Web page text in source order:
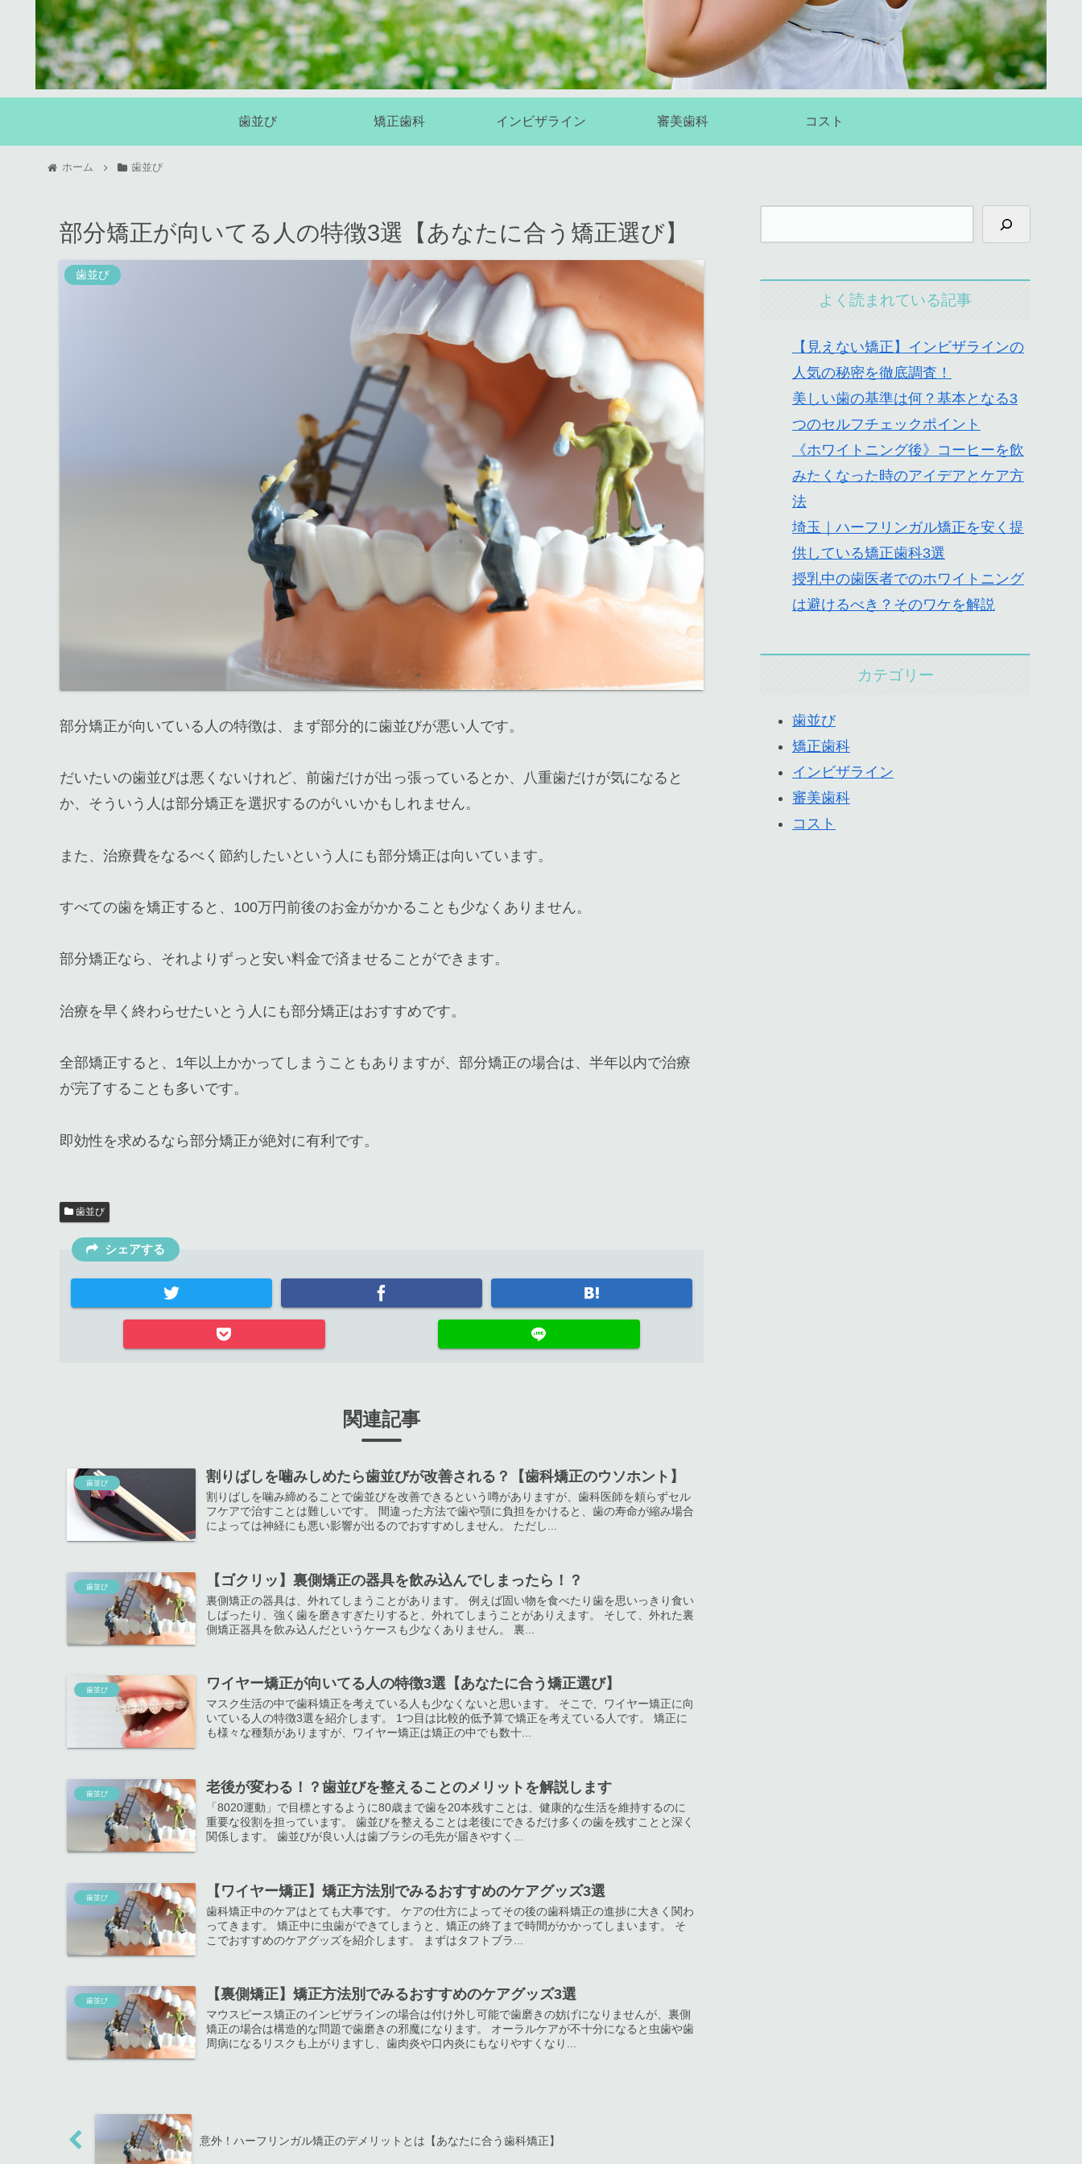
歯並び 矯正歯科 インビザライン 審美歯科 コスト
ホーム 歯並び
部分矯正が向いてる人の特徴3選【あなたに合う矯正選び】
歯並び
部分矯正が向いている人の特徴は、まず部分的に歯並びが悪い人です。
だいたいの歯並びは悪くないけれど、前歯だけが出っ張っているとか、八重歯だけが気になると
か、そういう人は部分矯正を選択するのがいいかもしれません。
また、治療費をなるべく節約したいという人にも部分矯正は向いています。
すべての歯を矯正すると、100万円前後のお金がかかることも少なくありません。
部分矯正なら、それよりずっと安い料金で済ませることができます。
治療を早く終わらせたいとう人にも部分矯正はおすすめです。
全部矯正すると、1年以上かかってしまうこともありますが、部分矯正の場合は、半年以内で治療
が完了することも多いです。
即効性を求めるなら部分矯正が絶対に有利です。
歯並び
シェアする
関連記事
歯並び 割りばしを噛みしめたら歯並びが改善される？【歯科矯正のウソホント】
割りばしを噛み締めることで歯並びを改善できるという噂がありますが、歯科医師を頼らずセル
フケアで治すことは難しいです。 間違った方法で歯や顎に負担をかけると、歯の寿命が縮み場合
によっては神経にも悪い影響が出るのでおすすめしません。 ただし...
歯並び 【ゴクリッ】裏側矯正の器具を飲み込んでしまったら！？
裏側矯正の器具は、外れてしまうことがあります。 例えば固い物を食べたり歯を思いっきり食い
しばったり、強く歯を磨きすぎたりすると、外れてしまうことがありえます。 そして、外れた裏
側矯正器具を飲み込んだというケースも少なくありません。 裏...
歯並び ワイヤー矯正が向いてる人の特徴3選【あなたに合う矯正選び】
マスク生活の中で歯科矯正を考えている人も少なくないと思います。 そこで、ワイヤー矯正に向
いている人の特徴3選を紹介します。 1つ目は比較的低予算で矯正を考えている人です。 矯正に
も様々な種類がありますが、ワイヤー矯正は矯正の中でも数十...
歯並び 老後が変わる！？歯並びを整えることのメリットを解説します
「8020運動」で目標とするように80歳まで歯を20本残すことは、健康的な生活を維持するのに
重要な役割を担っています。 歯並びを整えることは老後にできるだけ多くの歯を残すことと深く
関係します。 歯並びが良い人は歯ブラシの毛先が届きやすく...
歯並び 【ワイヤー矯正】矯正方法別でみるおすすめのケアグッズ3選
歯科矯正中のケアはとても大事です。 ケアの仕方によってその後の歯科矯正の進捗に大きく関わ
ってきます。 矯正中に虫歯ができてしまうと、矯正の終了まで時間がかかってしまいます。 そ
こでおすすめのケアグッズを紹介します。 まずはタフトブラ...
歯並び 【裏側矯正】矯正方法別でみるおすすめのケアグッズ3選
マウスピース矯正のインビザラインの場合は付け外し可能で歯磨きの妨げになりませんが、裏側
矯正の場合は構造的な問題で歯磨きの邪魔になります。 オーラルケアが不十分になると虫歯や歯
周病になるリスクも上がりますし、歯肉炎や口内炎にもなりやすくなり...
意外！ハーフリンガル矯正のデメリットとは【あなたに合う歯科矯正】
よく読まれている記事
【見えない矯正】インビザラインの
人気の秘密を徹底調査！
美しい歯の基準は何？基本となる3
つのセルフチェックポイント
《ホワイトニング後》コーヒーを飲
みたくなった時のアイデアとケア方
法
埼玉｜ハーフリンガル矯正を安く提
供している矯正歯科3選
授乳中の歯医者でのホワイトニング
は避けるべき？そのワケを解説
カテゴリー
歯並び
矯正歯科
インビザライン
審美歯科
コスト